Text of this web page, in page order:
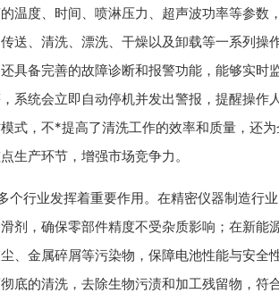
温度、时间、喷淋压力、超声波功率等参数
送、清洗、漂洗、干燥以及卸载等一系列操
具备完善的故障诊断和报警功能，能够实时
系统会立即自动停机并发出警报，提醒操作
式，不*提高了清洗工作的效率和质量，还
生产环节，增强市场竞争力。
个行业发挥着重要作用。在精密仪器制造行
剂，确保零部件精度不受杂质影响；在新能
、金属碎屑等污染物，保障电池性能与安全
底的清洗，去除生物污渍和加工残留物，符